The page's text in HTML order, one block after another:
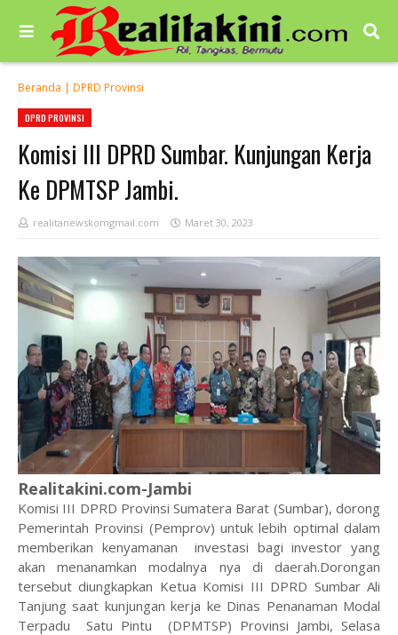
Beranda | DPRD Provinsi
DPRD PROVINSI
Komisi III DPRD Sumbar. Kunjungan Kerja
Ke DPMTSP Jambi.
realitanewskomgmail.com Maret 30, 2023
Realitakini.com-Jambi
Komisi III DPRD Provinsi Sumatera Barat (Sumbar), dorong
Pemerintah Provinsi (Pemprov) untuk lebih optimal dalam
memberikan kenyamanan investasi bagi investor yang
akan menanamkan modalnya nya di daerah.Dorongan
tersebut diungkapkan Ketua Komisi III DPRD Sumbar Ali
Tanjung saat kunjungan kerja ke Dinas Penanaman Modal
Terpadu Satu Pintu (DPMTSP) Provinsi Jambi, Selasa